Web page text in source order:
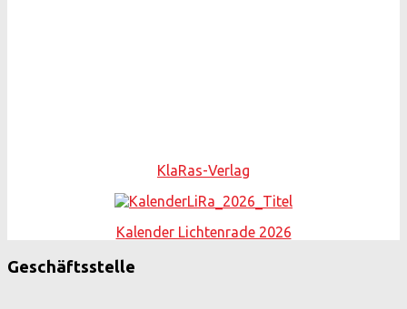
KlaRas-Verlag
Kalender Lichtenrade 2026
Geschäftsstelle